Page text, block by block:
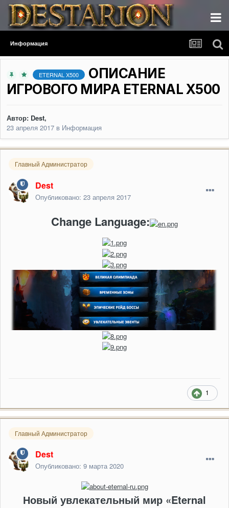
Информация
ETERNAL X500
ОПИСАНИЕ
ИГРОВОГО МИРА ETERNAL X500
Автор: Dest,
23 апреля 2017 в Информация
Главный Администратор
Dest
Опубликовано: 23 апреля 2017
Change Language:
1
Главный Администратор
Dest
Опубликовано: 9 марта 2020
Новый увлекательный мир «Eternal